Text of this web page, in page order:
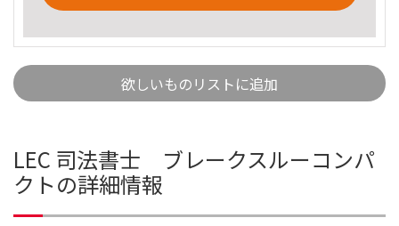
欲しいものリストに追加
LEC 司法書士 ブレークスルーコンパ
クトの詳細情報